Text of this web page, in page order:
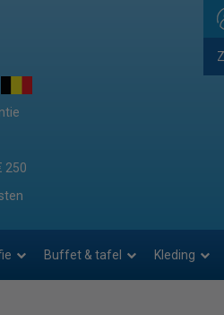
250
Buffet & tafel Kleding